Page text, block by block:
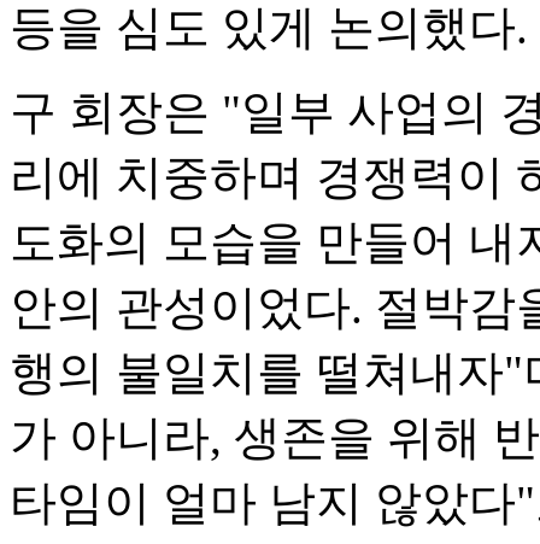
등을 심도 있게 논의했다.
구 회장은 "일부 사업의
리에 치중하며 경쟁력이
도화의 모습을 만들어 내
안의 관성이었다. 절박감
행의 불일치를 떨쳐내자
가 아니라, 생존을 위해
타임이 얼마 남지 않았다